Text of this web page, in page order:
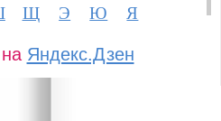
Щ Э Ю Я
Яндекс.Дзен